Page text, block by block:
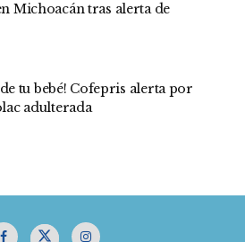
Michoacán tras alerta de
de tu bebé! Cofepris alerta por
adulterada